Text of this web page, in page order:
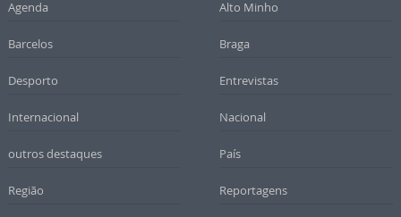
Agenda Alto Minho
Barcelos Braga
Desporto Entrevistas
Internacional Nacional
outros destaques País
Região Reportagens